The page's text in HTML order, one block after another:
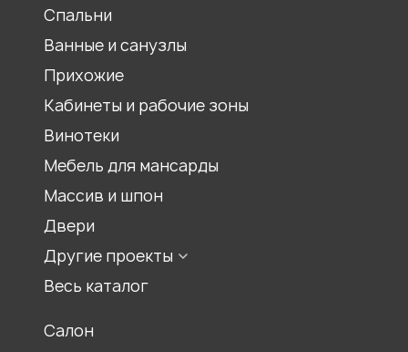
Шкаф под лестницей
Шкаф гармошка
Шкаф на балкон
Встроенный шкаф
Шкаф для спальни
Шкаф для гостиной
Спальни
Ванные и санузлы
Прихожие
Кабинеты и рабочие зоны
Винотеки
Мебель для мансарды
Массив и шпон
Двери
Другие проекты
Мебель для храмов
Столы обеденные
Весь каталог
Салон